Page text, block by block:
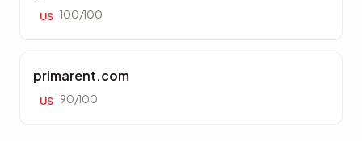
US 100/100
primarent.com
US 90/100